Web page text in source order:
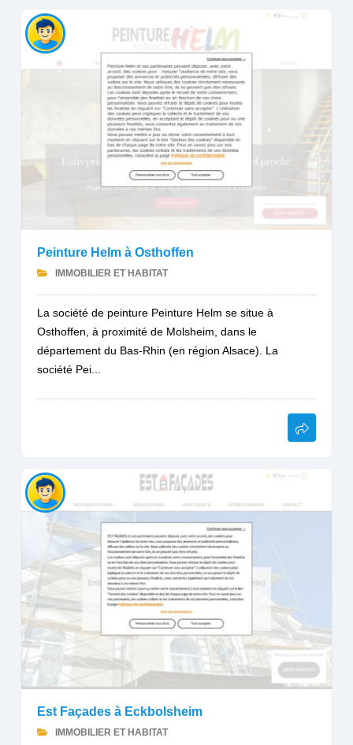
Peinture Helm à Osthoffen
IMMOBILIER ET HABITAT
La société de peinture Peinture Helm se situe à
Osthoffen, à proximité de Molsheim, dans le
département du Bas-Rhin (en région Alsace). La
société Pei...
Est Façades à Eckbolsheim
IMMOBILIER ET HABITAT